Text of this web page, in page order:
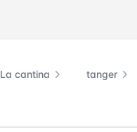
tanger
La cantina